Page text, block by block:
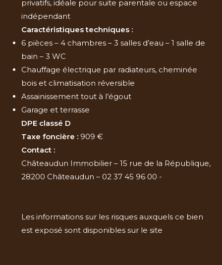
privatifs, idéale pour suite parentale ou espace
indépendant
Caractéristiques techniques :
6 pièces – 4 chambres – 3 salles d’eau – 1 salle de
bain – 3 WC
Chauffage électrique par radiateurs, cheminée
bois et climatisation réversible
Assainissement tout à l’égout
Garage et terrasse
DPE classé D
Taxe foncière :909 €
Contact :
Châteaudun Immobilier – 15 rue de la République,
28200 Châteaudun – 02 37 45 96 00 -
Les informations sur les risques auxquels ce bien
est exposé sont disponibles sur le site